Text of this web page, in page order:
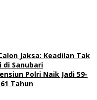
Jaksa: Keadilan Tak
di Sanubari
Polri Naik Jadi 59-
Tahun